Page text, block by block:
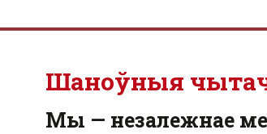
Шаноўныя
Мы — незалежнае